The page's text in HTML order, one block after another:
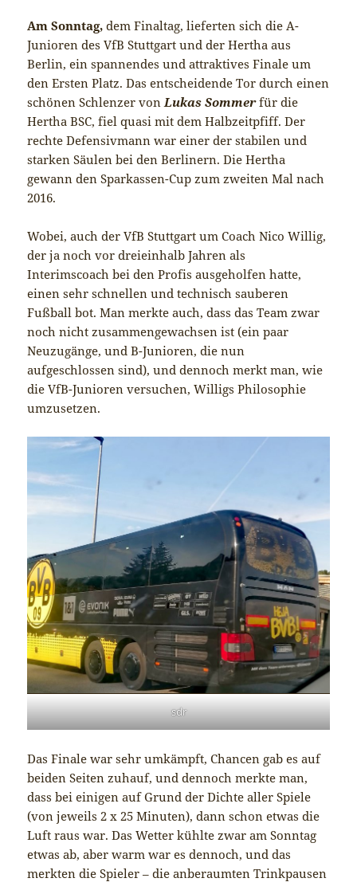
Am Sonntag, dem Finaltag, lieferten sich die A-
Junioren des VfB Stuttgart und der Hertha aus
Berlin, ein spannendes und attraktives Finale um
den Ersten Platz. Das entscheidende Tor durch einen
schönen Schlenzer von Lukas Sommerfür die
Hertha BSC, fiel quasi mit dem Halbzeitpfiff. Der
rechte Defensivmann war einer der stabilen und
starken Säulen bei den Berlinern. Die Hertha
gewann den Sparkassen-Cup zum zweiten Mal nach
2016.
Wobei, auch der VfB Stuttgart um Coach Nico Willig,
der ja noch vor dreieinhalb Jahren als
Interimscoach bei den Profis ausgeholfen hatte,
einen sehr schnellen und technisch sauberen
Fußball bot. Man merkte auch, dass das Team zwar
noch nicht zusammengewachsen ist (ein paar
Neuzugänge, und B-Junioren, die nun
aufgeschlossen sind), und dennoch merkt man, wie
die VfB-Junioren versuchen, Willigs Philosophie
umzusetzen.
sdr
Das Finale war sehr umkämpft, Chancen gab es auf
beiden Seiten zuhauf, und dennoch merkte man,
dass bei einigen auf Grund der Dichte aller Spiele
(von jeweils 2 x 25 Minuten), dann schon etwas die
Luft raus war. Das Wetter kühlte zwar am Sonntag
etwas ab, aber warm war es dennoch, und das
merkten die Spieler – die anberaumten Trinkpausen